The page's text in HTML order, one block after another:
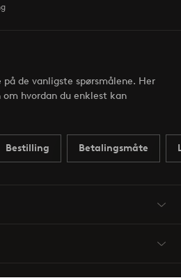
på de vanligste spørsmålene. Her
hvordan du enklest kan
Bestilling Betalingsmåte